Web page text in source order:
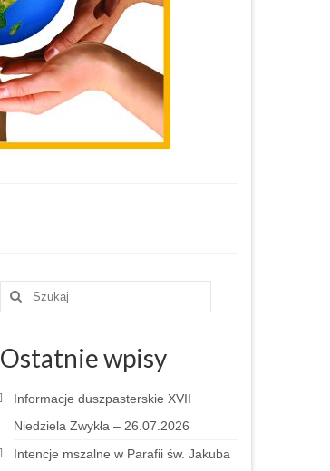
Szuklaj
Ostatnie wpisy
Informacje duszpasterskie XVII
Niedziela Zwykła – 26.07.2026
Intencje mszalne w Parafii św. Jakuba